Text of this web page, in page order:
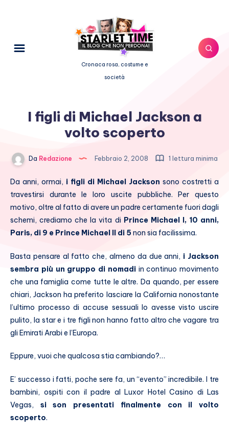
Cronaca rosa, costume e
società
I figli di Michael Jackson a
volto scoperto
Da Redazione Febbraio 2, 2008 1 lettura minima
Da anni, ormai, i figli di Michael Jackson sono costretti a
travestirsi durante le loro uscite pubbliche. Per questo
motivo, oltre al fatto di avere un padre certamente fuori dagli
schemi, crediamo che la vita di Prince Michael I, 10 anni,
Paris, di 9 e Prince Michael II di 5 non sia facilissima.
Basta pensare al fatto che, almeno da due anni, i Jackson
sembra più un gruppo di nomadiin continuo movimento
che una famiglia come tutte le altre. Da quando, per essere
chiari, Jackson ha preferito lasciare la California nonostante
l’ultimo processo di accuse sessuali lo avesse visto uscire
pulito, la star e i tre figli non hanno fatto altro che vagare tra
gli Emirati Arabi e l’Europa.
Eppure, vuoi che qualcosa stia cambiando?…
E’ successo i fatti, poche sere fa, un “evento” incredibile. I tre
bambini, ospiti con il padre al Luxor Hotel Casino di Las
Vegas, si son presentati finalmente con il volto
scoperto.